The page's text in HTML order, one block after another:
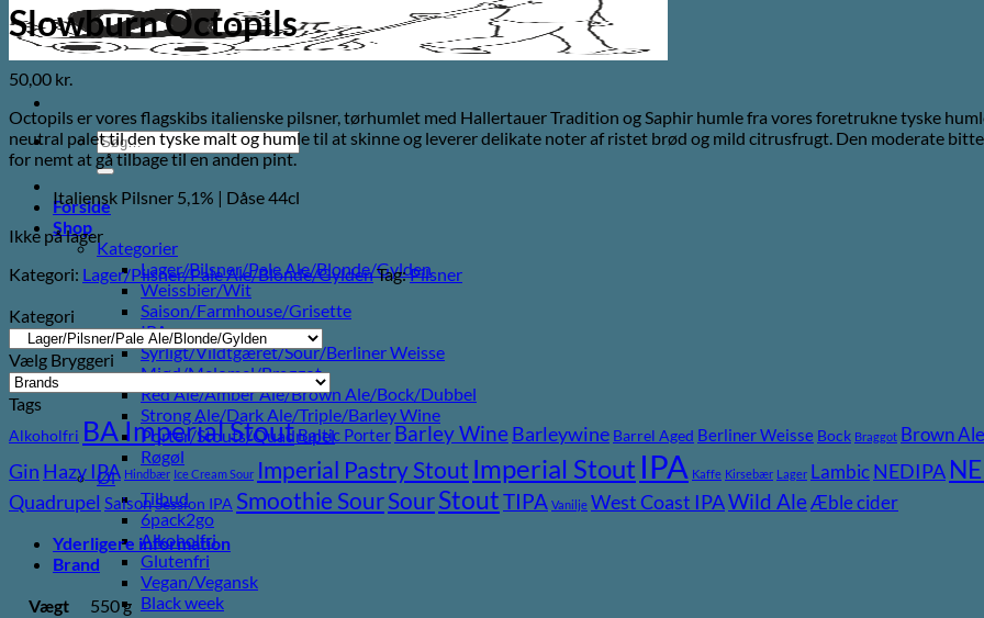
Søg
efter:
Forside
Shop
Kategorier
Lager/Pilsner/Pale Ale/Blonde/Gylden
Weissbier/Wit
Saison/Farmhouse/Grisette
IPA
Syrligt/Vildtgæret/Sour/Berliner Weisse
Mjød/Melomel/Braggot
Red Ale/Amber Ale/Brown Ale/Bock/Dubbel
Strong Ale/Dark Ale/Triple/Barley Wine
Porter/Stouts/Quadrupel
Røgøl
Øl
Tilbud
6pack2go
Alkoholfri
Glutenfri
Vegan/Vegansk
Black week
Slowburn Octopils
50,00 kr.
Octopils er vores flagskibs italienske pilsner, tørhumlet med Hallertauer Tradition og Saphir humle fra vores foretrukne tyske
neutral palet til den tyske malt og humle til at skinne og leverer delikate noter af ristet brød og mild citrusfrugt. Den moderate
for nemt at gå tilbage til en anden pint.
Italiensk Pilsner 5,1% | Dåse 44cl
Ikke på lager
Kategori: Lager/Pilsner/Pale Ale/Blonde/GyldenTag:Pilsner
Kategori
Vælg Bryggeri
Tags
Alkoholfri BA Imperial StoutBaltic Porter Barley Wine Barleywine Barrel Aged Berliner Weisse Bock Braggot Brown Ale
Gin Hazy IPA Hindbær Ice Cream Sour Imperial Pastry Stout Imperial Stout IPA Kaffe Kirsebær Lager Lambic NEDIPA
Quadrupel SaisonSession IPA Smoothie SourSourStoutTIPA Vanilje West Coast IPAWild Ale Æble cider
Yderligere information
Brand
Vægt
550 g